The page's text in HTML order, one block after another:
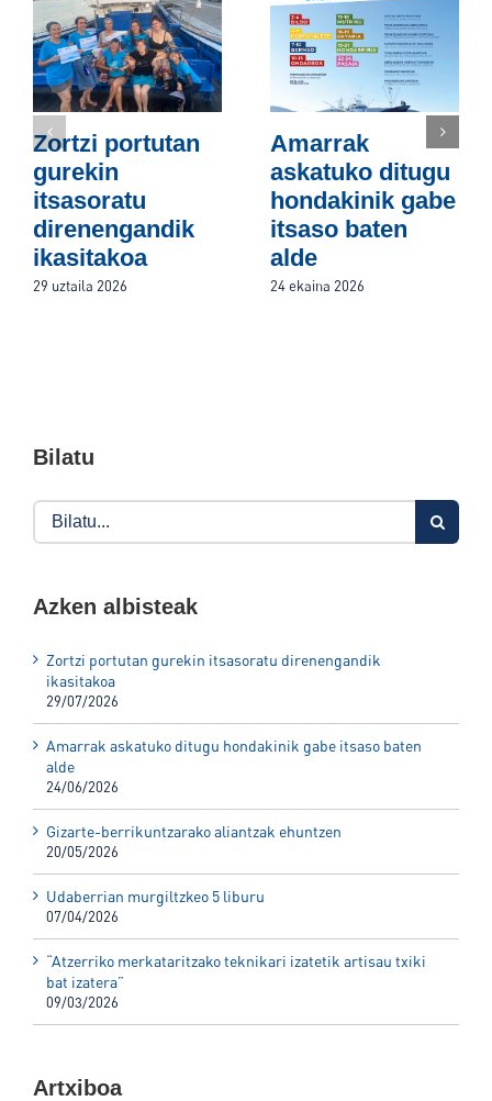
Zortzi portutan
gurekin
itsasoratu
direnengandik
ikasitakoa
29 uztaila 2026
Amarrak
askatuko ditugu
hondakinik gabe
itsaso baten
alde
24 ekaina 2026
Bilatu
Search
for:
Azken albisteak
Zortzi portutan gurekin itsasoratu direnengandik
ikasitakoa
29/07/2026
Amarrak askatuko ditugu hondakinik gabe itsaso baten
alde
24/06/2026
Gizarte-berrikuntzarako aliantzak ehuntzen
20/05/2026
Udaberrian murgiltzkeo 5 liburu
07/04/2026
“Atzerriko merkataritzako teknikari izatetik artisau txiki
bat izatera”
09/03/2026
Artxiboa